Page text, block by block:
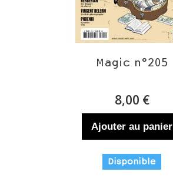
Magic n°205
8,00 €
Ajouter au panier
Disponible